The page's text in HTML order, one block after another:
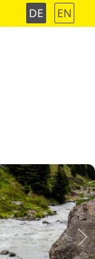
DE EN